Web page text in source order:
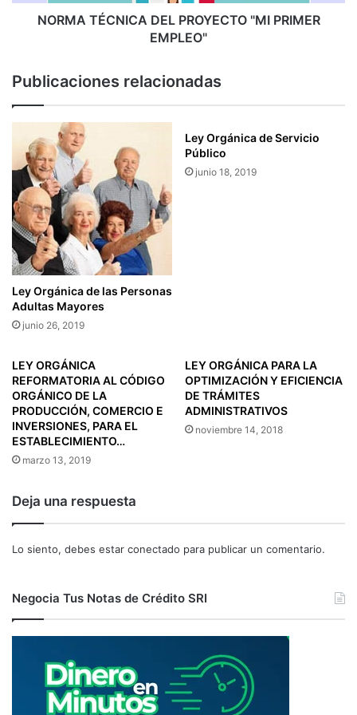
C
N
Í
N
E
A
,
E
N
E
E
G
I
S
T
O
N
O
C
O
N
E
L
Y
C
T
O
"
M
I
P
R
E
R
E
M
P
L
"
NORMA TÉCNICA DEL PROYECTO "MI PRIMER
EMPLEO"
Publicaciones relacionadas
Ley Orgánica de las Personas
Adultas Mayores
junio 26, 2019
Ley Orgánica de Servicio
Público
junio 18, 2019
LEY ORGÁNICA
REFORMATORIA AL CÓDIGO
ORGÁNICO DE LA
PRODUCCIÓN, COMERCIO E
INVERSIONES, PARA EL
ESTABLECIMIENTO…
marzo 13, 2019
LEY ORGÁNICA PARA LA
OPTIMIZACIÓN Y EFICIENCIA
DE TRÁMITES
ADMINISTRATIVOS
noviembre 14, 2018
Deja una respuesta
Lo siento, debes estar conectado para publicar un comentario.
Negocia Tus Notas de Crédito SRI